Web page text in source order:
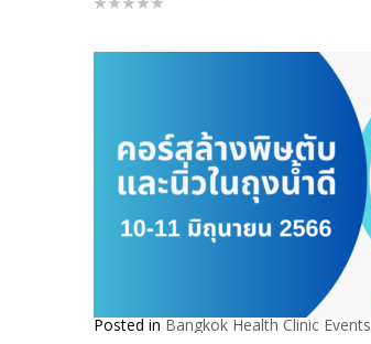
Posted inBangkok Health Clinic Events